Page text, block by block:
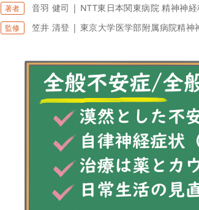
著者
音羽 健司 | NTT東日本関東病院 精神神
監修 笠井 清登 | 東京大学医学部附属病院精神